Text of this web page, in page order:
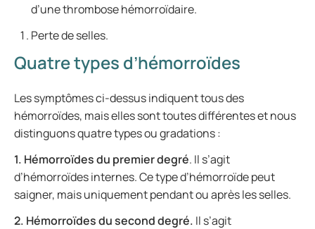
d’une thrombose hémorroïdaire.
Perte de selles.
Quatre types d’hémorroïdes
Les symptômes ci-dessus indiquent tous des
hémorroïdes, mais elles sont toutes différentes et nous
distinguons quatre types ou gradations :
1. Hémorroïdes du premier degré. Il s’agit
d’hémorroïdes internes. Ce type d’hémorroïde peut
saigner, mais uniquement pendant ou après les selles.
2. Hémorroïdes du second degré. Il s’agit